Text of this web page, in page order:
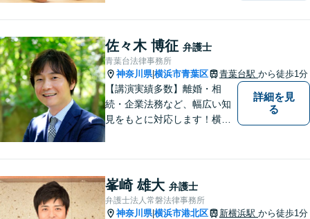
い，一緒にベストな解決を考
えます。【契約時点での明朗
会計】
佐々木 博征 弁護士
青葉台法律事務所
神奈川県|横浜市青葉区 青葉台駅 から徒歩1分
【講演実績多数】離婚・相
続・企業法務など、幅広い知
見をもとに対応します！横
り】負債総額数億円の倒産申
立ての実績あり【完全個室】
【青葉台駅1分】【複数弁護士
詳細を見
る
峯崎 雄大 弁護士
弁護士法人常磐法律事務所
神奈川県|横浜市港北区 新横浜駅 から徒歩1分